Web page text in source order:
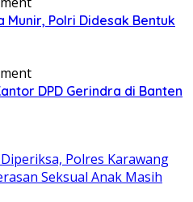
Munir, Polri Didesak Bentuk
DPD Gerindra di Banten